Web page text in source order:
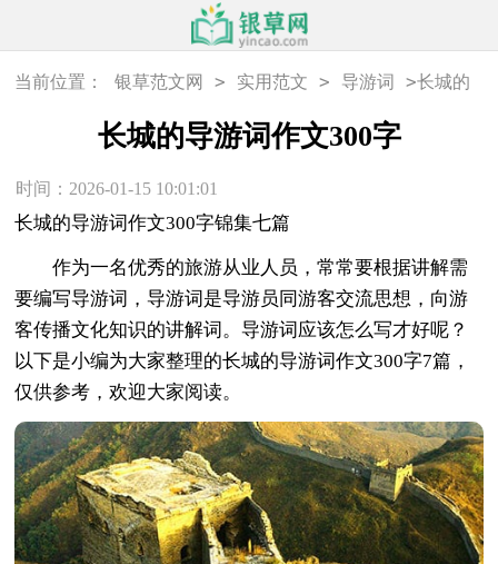
当前位置： 银草范文网 > 实用范文 > 导游词 >长城的
导游词作文300字
长城的导游词作文300字
时间：2026-01-15 10:01:01
长城的导游词作文300字锦集七篇
作为一名优秀的旅游从业人员，常常要根据讲解需
要编写导游词，导游词是导游员同游客交流思想，向游
客传播文化知识的讲解词。导游词应该怎么写才好呢？
以下是小编为大家整理的长城的导游词作文300字7篇，
仅供参考，欢迎大家阅读。